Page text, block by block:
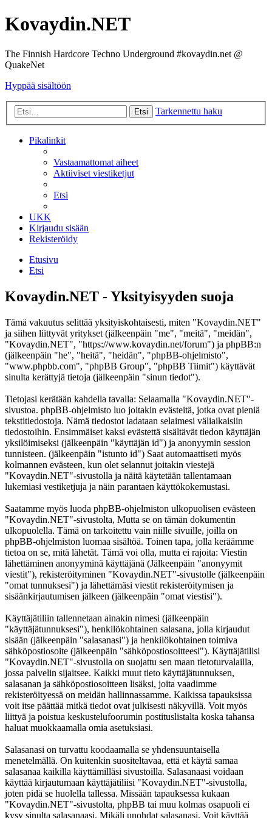
Kovaydin.NET
The Finnish Hardcore Techno Underground #kovaydin.net @
QuakeNet
Hyppää sisältöön
Etsi Tarkennettu haku
Pikalinkit
Vastaamattomat aiheet
Aktiiviset viestiketjut
Etsi
UKK
Kirjaudu sisään
Rekisteröidy
Etusivu
Etsi
Kovaydin.NET - Yksityisyyden suoja
Tämä vakuutus selittää yksityiskohtaisesti, miten "Kovaydin.NET"
ja siihen liittyvät yritykset (jälkeenpäin "me", "meitä", "meidän",
"Kovaydin.NET", "https://www.kovaydin.net/forum") ja phpBB:n
(jälkeenpäin "he", "heitä", "heidän", "phpBB-ohjelmisto",
"www.phpbb.com", "phpBB Group", "phpBB Tiimit") käyttävät
sinulta kerättyjä tietoja (jälkeenpäin "sinun tiedot").
Tietojasi kerätään kahdella tavalla: Selaamalla "Kovaydin.NET"-
sivustoa. phpBB-ohjelmisto luo joitakin evästeitä, jotka ovat pieniä
tekstitiedostoja. Nämä tiedostot ladataan selaimesi väliaikaisiin
tiedostoihin. Ensimmäiset kaksi evästettä sisältävät tiedon käyttäjän
yksilöimiseksi (jälkeenpäin "käyttäjän id") ja anonyymin session
tunnisteen. (jälkeenpäin "istunto id") Saat automaattiseti myös
kolmannen evästeen, kun olet selannut joitakin viestejä
"Kovaydin.NET"-sivustolla ja näitä käytetään tallentamaan
lukemiasi vestiketjuja ja näin parantaen käyttökokemustasi.
Saatamme myös luoda phpBB-ohjelmiston ulkopuolisen evästeen
"Kovaydin.NET"-sivustolta, Mutta se on tämän dokumentin
ulkopuolella. Tämä on tarkoitettu vain niille sivuille, joilla on
phpBB-ohjelmiston luomaa sisältöä. Toinen tapa, jolla keräämme
tietoa on se, mitä lähetät. Tämä voi olla, mutta ei rajoita: Viestin
lähettäminen anonyyminä käyttäjänä (Jälkeenpäin "anonyymit
viestit"), rekisteröityminen "Kovaydin.NET"-sivustolle (jälkeenpäin
"omat tunnuksesi") ja lähettämäsi viestit rekisteröitymisen ja
sisäänkirjautumisen jälkeen (jälkeenpäin "omat viestisi").
Käyttäjätiliin tallennetaan ainakin nimesi (jälkeenpäin
"käyttäjätunnuksesi"), henkilökohtainen salasana, jolla kirjaudut
sisään (jälkeenpäin "salasanasi") ja henkilökohtainen toimiva
sähköpostiosoite (jälkeenpäin "sähköpostiosoitteesi"). Käyttäjätilisi
"Kovaydin.NET"-sivustolla on suojattu sen maan tietoturvalailla,
jossa palvelin sijaitsee. Kaikki muut tieto käyttäjätunnuksen,
salasanan ja sähköpostiosoitteen lisäksi, joita vaadimme
rekisteröityessä on meidän hallinnassamme. Kaikissa tapauksissa
voit itse päättää mitkä tiedot ovat julkisesti näkyvillä. Voit myös
liittyä ja poistua keskustelufoorumin postituslistalta koska tahansa
haluat muokkaamalla omia asetuksiasi.
Salasanasi on turvattu koodaamalla se yhdensuuntaisella
menetelmällä. On kuitenkin suositeltavaa, että et käytä samaa
salasanaa kaikilla käyttämilläsi sivustoilla. Salasanaasi voidaan
käyttää kirjautumaan käyttäjätiliisi "Kovaydin.NET"-sivustolla,
joten pidä se huolella tallessa. Missään tapauksessa kukaan
"Kovaydin.NET"-sivustolta, phpBB tai muu kolmas osapuoli ei
kysy sinulta salasanaasi. Mikäli unohdat salasanasi. Voit käyttää